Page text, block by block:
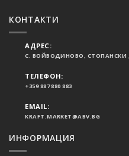
КОНТАКТИ
АДРЕС:
С. ВОЙВОДИНОВО, СТОПАНСКИ
ТЕЛЕФОН:
+359 887 880 883
EMAIL:
KRAFT.MARKET@ABV.BG
ИНФОРМАЦИЯ